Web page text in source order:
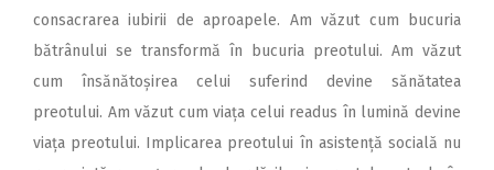
consacrarea iubirii de aproapele. Am văzut cum bucuria
bătrânului se transformă în bucuria preotului. Am văzut
cum însănătoșirea celui suferind devine sănătatea
preotului. Am văzut cum viața celui readus în lumină devine
viața preotului. Implicarea preotului în asistență socială nu